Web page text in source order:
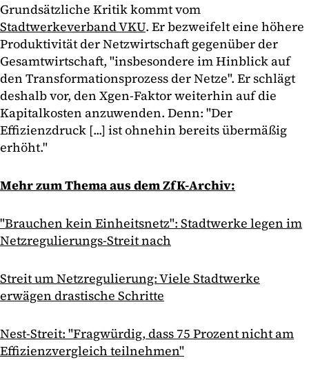
Grundsätzliche Kritik kommt vom
Stadtwerkeverband VKU. Er bezweifelt eine höhere
Produktivität der Netzwirtschaft gegenüber der
Gesamtwirtschaft, "insbesondere im Hinblick auf
den Transformationsprozess der Netze". Er schlägt
deshalb vor, den Xgen-Faktor weiterhin auf die
Kapitalkosten anzuwenden. Denn: "Der
Effizienzdruck [...] ist ohnehin bereits übermäßig
erhöht."
Mehr zum Thema aus dem ZfK-Archiv:
"Brauchen kein Einheitsnetz": Stadtwerke legen im
Netzregulierungs-Streit nach
Streit um Netzregulierung: Viele Stadtwerke
erwägen drastische Schritte
Nest-Streit: "Fragwürdig, dass 75 Prozent nicht am
Effizienzvergleich teilnehmen"